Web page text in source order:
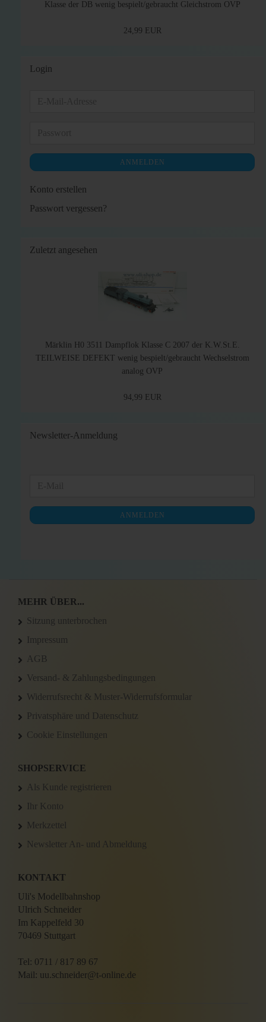
Klasse der DB wenig bespielt/gebraucht Gleichstrom OVP
24,99 EUR
Login
ANMELDEN
Konto erstellen
Passwort vergessen?
Zuletzt angesehen
Märklin H0 3511 Dampflok Klasse C 2007 der K.W.St.E.
TEILWEISE DEFEKT wenig bespielt/gebraucht Wechselstrom
analog OVP
94,99 EUR
Newsletter-Anmeldung
NEWSLETTER-
ANMELDUNG
ANMELDEN
MEHR ÜBER...
Sitzung unterbrochen
Impressum
AGB
Versand- & Zahlungsbedingungen
Widerrufsrecht & Muster-Widerrufsformular
Privatsphäre und Datenschutz
Cookie Einstellungen
SHOPSERVICE
Als Kunde registrieren
Ihr Konto
Merkzettel
Newsletter An- und Abmeldung
KONTAKT
Uli's Modellbahnshop
Ulrich Schneider
Im Kappelfeld 30
70469 Stuttgart
Tel: 0711 / 817 89 67
Mail: uu.schneider@t-online.de